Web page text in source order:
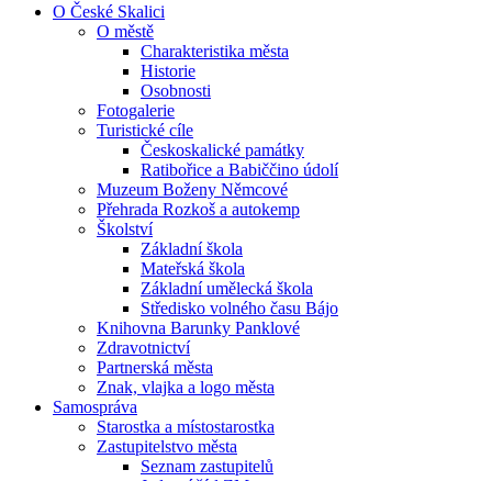
O České Skalici
O městě
Charakteristika města
Historie
Osobnosti
Fotogalerie
Turistické cíle
Českoskalické památky
Ratibořice a Babiččino údolí
Muzeum Boženy Němcové
Přehrada Rozkoš a autokemp
Školství
Základní škola
Mateřská škola
Základní umělecká škola
Středisko volného času Bájo
Knihovna Barunky Panklové
Zdravotnictví
Partnerská města
Znak, vlajka a logo města
Samospráva
Starostka a místostarostka
Zastupitelstvo města
Seznam zastupitelů